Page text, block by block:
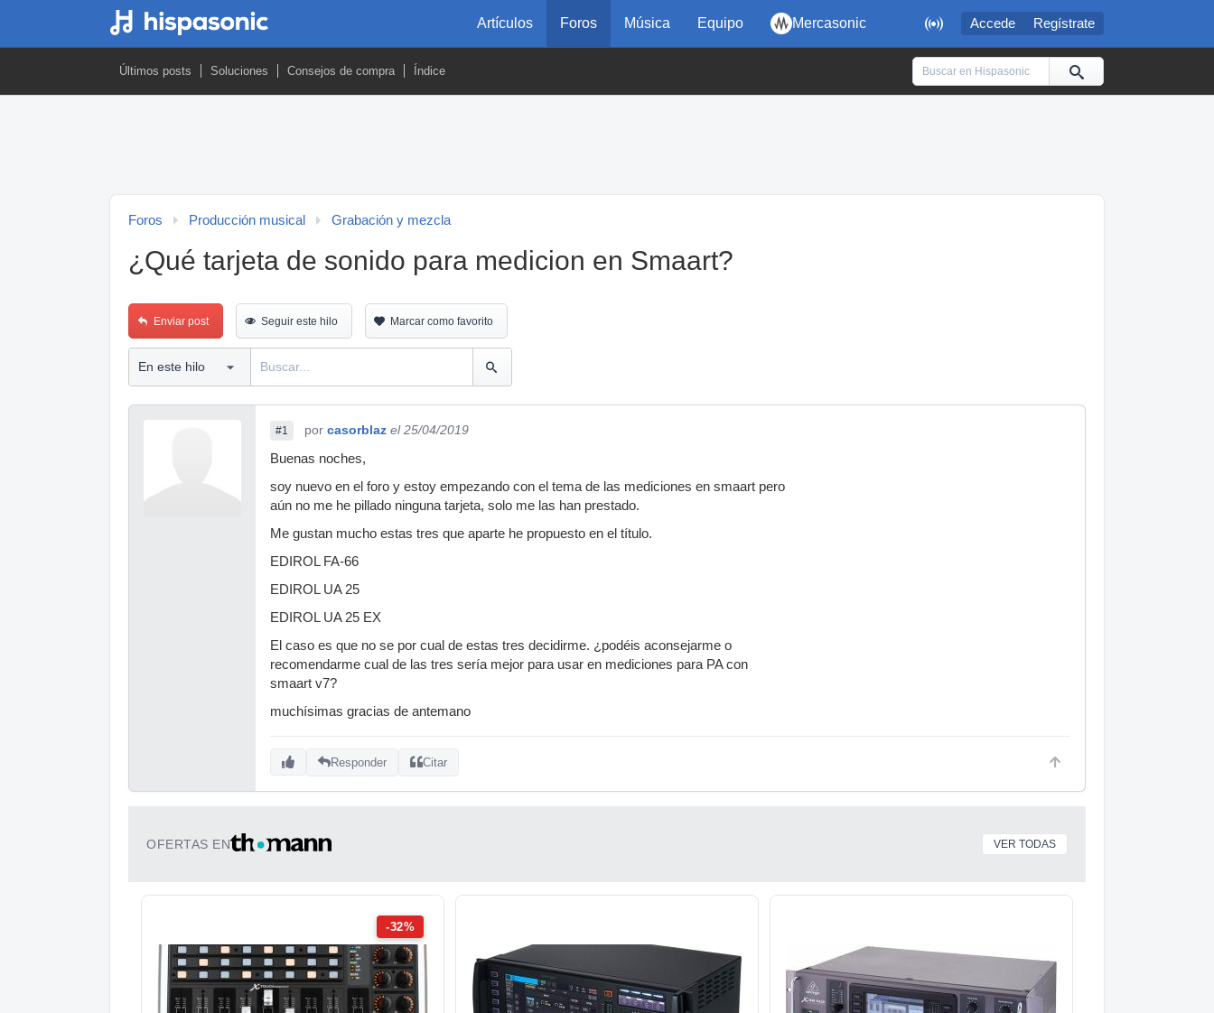
 Accede Regístrate
Artículos Foros Música Equipo Mercasonic
Últimos posts Soluciones Consejos de compra Índice
Foros Producción musical Grabación y mezcla
¿Qué tarjeta de sonido para medicion en Smaart?
Enviar post Seguir este hilo Marcar como favorito
#1 por casorblaz el 25/04/2019
Buenas noches,
soy nuevo en el foro y estoy empezando con el tema de las mediciones en smaart pero
aún no me he pillado ninguna tarjeta, solo me las han prestado.
Me gustan mucho estas tres que aparte he propuesto en el título.
EDIROL FA-66
EDIROL UA 25
EDIROL UA 25 EX
El caso es que no se por cual de estas tres decidirme. ¿podéis aconsejarme o
recomendarme cual de las tres sería mejor para usar en mediciones para PA con
smaart v7?
muchísimas gracias de antemano
Responder Citar
OFERTAS EN VER TODAS
-32%